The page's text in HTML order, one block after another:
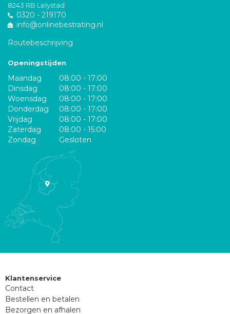
8243 RB Lelystad
0320 - 219170
info@onlinebestrating.nl
Routebeschrijving
Openingstijden
Maandag
08:00 - 17:00
Dinsdag
08:00 - 17:00
Woensdag
08:00 - 17:00
Donderdag
08:00 - 17:00
Vrijdag
08:00 - 17:00
Zaterdag
08:00 - 15:00
Zondag
Gesloten
Klantenservice
Contact
Bestellen en betalen
Bezorgen en afhalen